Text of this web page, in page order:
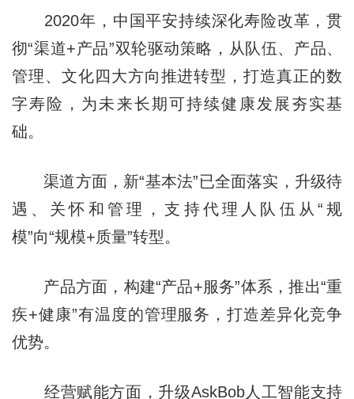
2020年，中国平安持续深化寿险改革，贯
彻“渠道+产品”双轮驱动策略，从队伍、产品、
管理、文化四大方向推进转型，打造真正的数
字寿险，为未来长期可持续健康发展夯实基
础。
渠道方面，新“基本法”已全面落实，升级待
遇、关怀和管理，支持代理人队伍从“规
模”向“规模+质量”转型。
产品方面，构建“产品+服务”体系，推出“重
疾+健康”有温度的管理服务，打造差异化竞争
优势。
经营赋能方面，升级AskBob人工智能支持